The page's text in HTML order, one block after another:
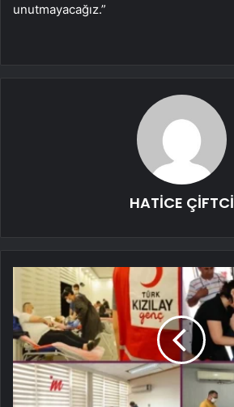
unutmayacağız.”
HATİCE ÇİFTCİ